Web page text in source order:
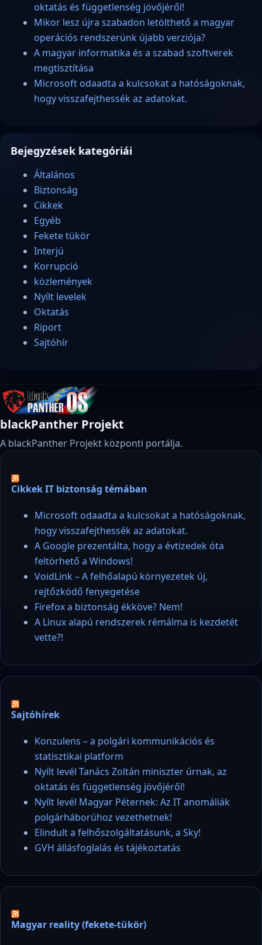
oktatás és függetlenség jövőjéről!
Mikor lesz újra szabadon letölthető a magyar
operációs rendszerünk újabb verziója?
A magyar informatika és a szabad szoftverek
megtisztítása
Microsoft odaadta a kulcsokat a hatóságoknak,
hogy visszafejthessék az adatokat.
Bejegyzések kategóriái
Általános
Biztonság
Cikkek
Egyéb
Fekete tükör
Interjú
Korrupció
közlemények
Nyílt levelek
Oktatás
Riport
Sajtóhír
blackPanther Projekt
A blackPanther Projekt központi portálja.
Cikkek IT biztonság témában
Microsoft odaadta a kulcsokat a hatóságoknak,
hogy visszafejthessék az adatokat.
A Google prezentálta, hogy a évtizedek óta
feltörhető a Windows!
VoidLink – A felhőalapú környezetek új,
rejtőzködő fenyegetése
Firefox a biztonság ékköve? Nem!
A Linux alapú rendszerek rémálma is kezdetét
vette?!
Sajtóhírek
Konzulens – a polgári kommunikációs és
statisztikai platform
Nyílt levél Tanács Zoltán miniszter úrnak, az
oktatás és függetlenség jövőjéről!
Nyílt levél Magyar Péternek: Az IT anomáliák
polgárháborúhoz vezethetnek!
Elindult a felhőszolgáltatásunk, a Sky!
GVH állásfoglalás és tájékoztatás
Magyar reality (fekete-tükör)